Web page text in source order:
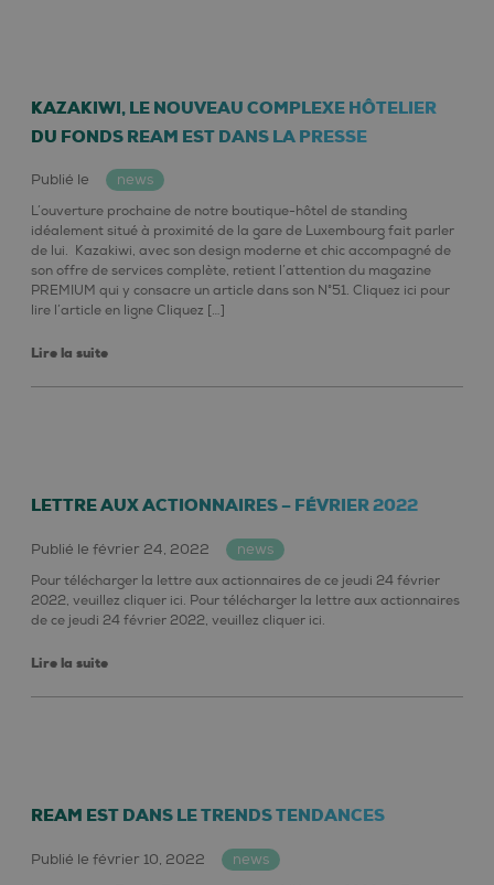
KAZAKIWI, LE NOUVEAU COMPLEXE HÔTELIER
DU FONDS REAM EST DANS LA PRESSE
Publié le news
L’ouverture prochaine de notre boutique-hôtel de standing
idéalement situé à proximité de la gare de Luxembourg fait parler
de lui. Kazakiwi, avec son design moderne et chic accompagné de
son offre de services complète, retient l’attention du magazine
PREMIUM qui y consacre un article dans son N°51. Cliquez ici pour
lire l’article en ligne Cliquez […]
Lire la suite
LETTRE AUX ACTIONNAIRES – FÉVRIER 2022
Publié le février 24, 2022 news
Pour télécharger la lettre aux actionnaires de ce jeudi 24 février
2022, veuillez cliquer ici. Pour télécharger la lettre aux actionnaires
de ce jeudi 24 février 2022, veuillez cliquer ici.
Lire la suite
REAM EST DANS LE TRENDS TENDANCES
Publié le février 10, 2022 news